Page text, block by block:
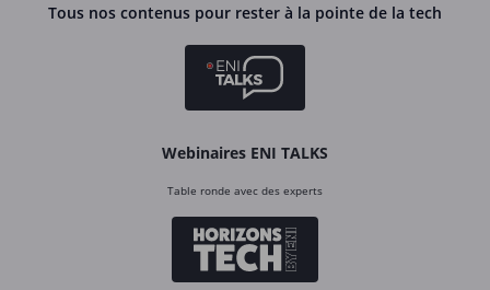
Tous nos contenus pour rester à la pointe de la tech
Webinaires ENI TALKS
Table ronde avec des experts